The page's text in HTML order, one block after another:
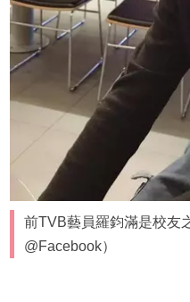
前TVB藝員羅鈞滿是校友
@Facebook）